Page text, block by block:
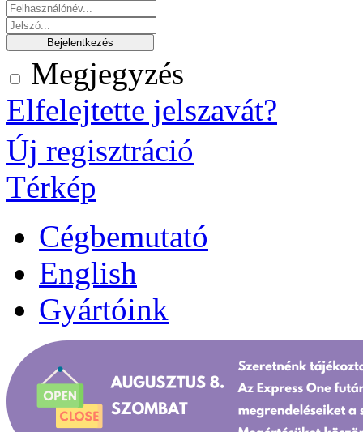
Megjegyzés
Elfelejtette jelszavát?
Új regisztráció
Térkép
Cégbemutató
English
Gyártóink